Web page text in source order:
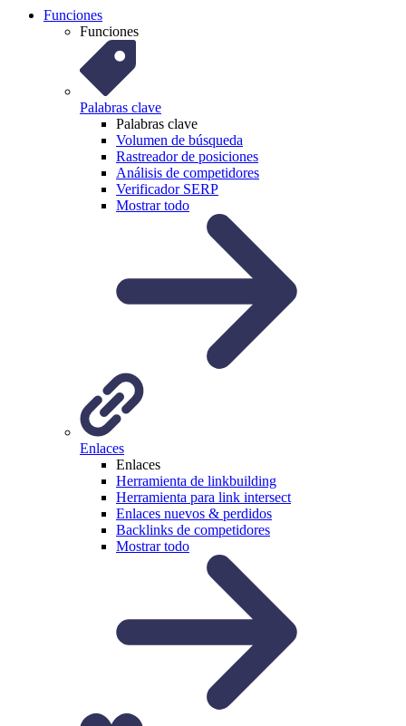
Funciones
Funciones
Palabras clave
Palabras clave
Volumen de búsqueda
Rastreador de posiciones
Análisis de competidores
Verificador SERP
Mostrar todo
Enlaces
Enlaces
Herramienta de linkbuilding
Herramienta para link intersect
Enlaces nuevos & perdidos
Backlinks de competidores
Mostrar todo